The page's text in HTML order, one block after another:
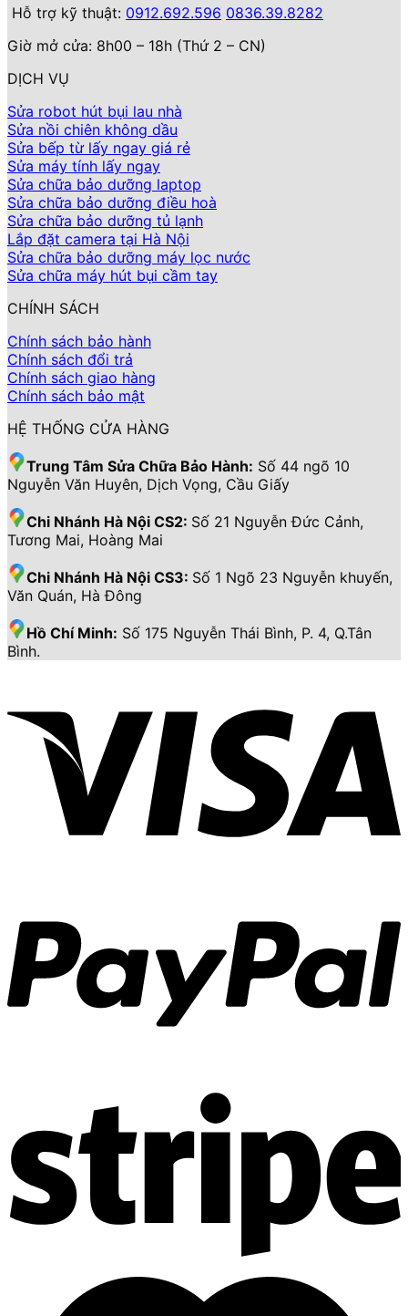
Hỗ trợ kỹ thuật: 0912.692.596 0836.39.8282
Giờ mở cửa: 8h00 – 18h (Thứ 2 – CN)
DỊCH VỤ
Sửa robot hút bụi lau nhà
Sửa nồi chiên không dầu
Sửa bếp từ lấy ngay giá rẻ
Sửa máy tính lấy ngay
Sửa chữa bảo dưỡng laptop
Sửa chữa bảo dưỡng điều hoà
Sửa chữa bảo dưỡng tủ lạnh
Lắp đặt camera tại Hà Nội
Sửa chữa bảo dưỡng máy lọc nước
Sửa chữa máy hút bụi cầm tay
CHÍNH SÁCH
Chính sách bảo hành
Chính sách đổi trả
Chính sách giao hàng
Chính sách bảo mật
HỆ THỐNG CỬA HÀNG
Trung Tâm Sửa Chữa Bảo Hành: Số 44 ngõ 10
Nguyễn Văn Huyên, Dịch Vọng, Cầu Giấy
Chi Nhánh Hà Nội CS2: Số 21 Nguyễn Đức Cảnh,
Tương Mai, Hoàng Mai
Chi Nhánh Hà Nội CS3: Số 1 Ngõ 23 Nguyễn khuyến,
Văn Quán, Hà Đông
Hồ Chí Minh: Số 175 Nguyễn Thái Bình, P. 4, Q.Tân
Bình.